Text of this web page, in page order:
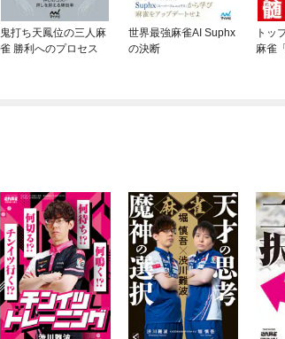
鬼打ち天鳳位の三人麻
雀 勝利へのプロセス
世界最強麻雀AI Suphx
の決断
トッ
麻雀